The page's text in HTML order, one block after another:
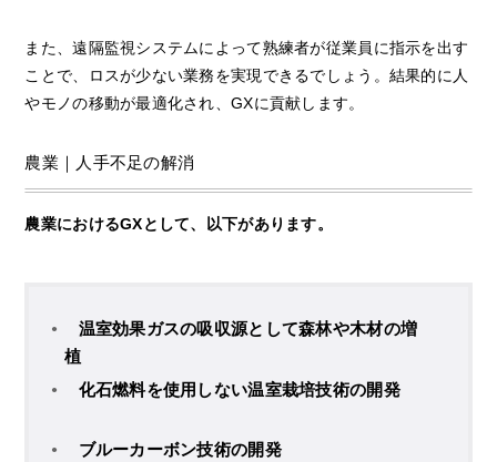
また、遠隔監視システムによって熟練者が従業員に指示を出す
ことで、ロスが少ない業務を実現できるでしょう。結果的に人
やモノの移動が最適化され、GXに貢献します。
農業｜人手不足の解消
農業におけるGXとして、以下があります。
温室効果ガスの吸収源として森林や木材の増
植
化石燃料を使用しない温室栽培技術の開発
ブルーカーボン技術の開発